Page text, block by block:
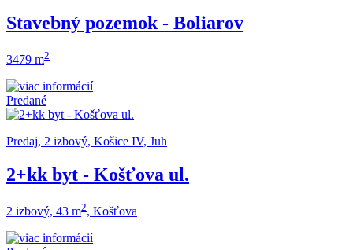
Stavebný pozemok - Boliarov
3479 m2
Predané
Predaj, 2 izbový, Košice IV, Juh
2+kk byt - Košťova ul.
2 izbový, 43 m2, Košťova